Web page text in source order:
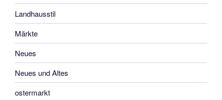
Landhausstil
Märkte
Neues
Neues und Altes
ostermarkt